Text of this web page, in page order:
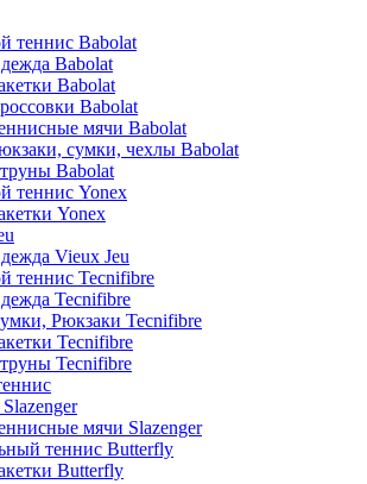
теннис Babolat
Babolat
Babolat
Babolat
мячи Babolat
сумки, чехлы Babolat
Babolat
теннис Yonex
Yonex
Vieux Jeu
теннис Tecnifibre
Tecnifibre
Рюкзаки Tecnifibre
Tecnifibre
Tecnifibre
мячи Slazenger
теннис Butterfly
Butterfly